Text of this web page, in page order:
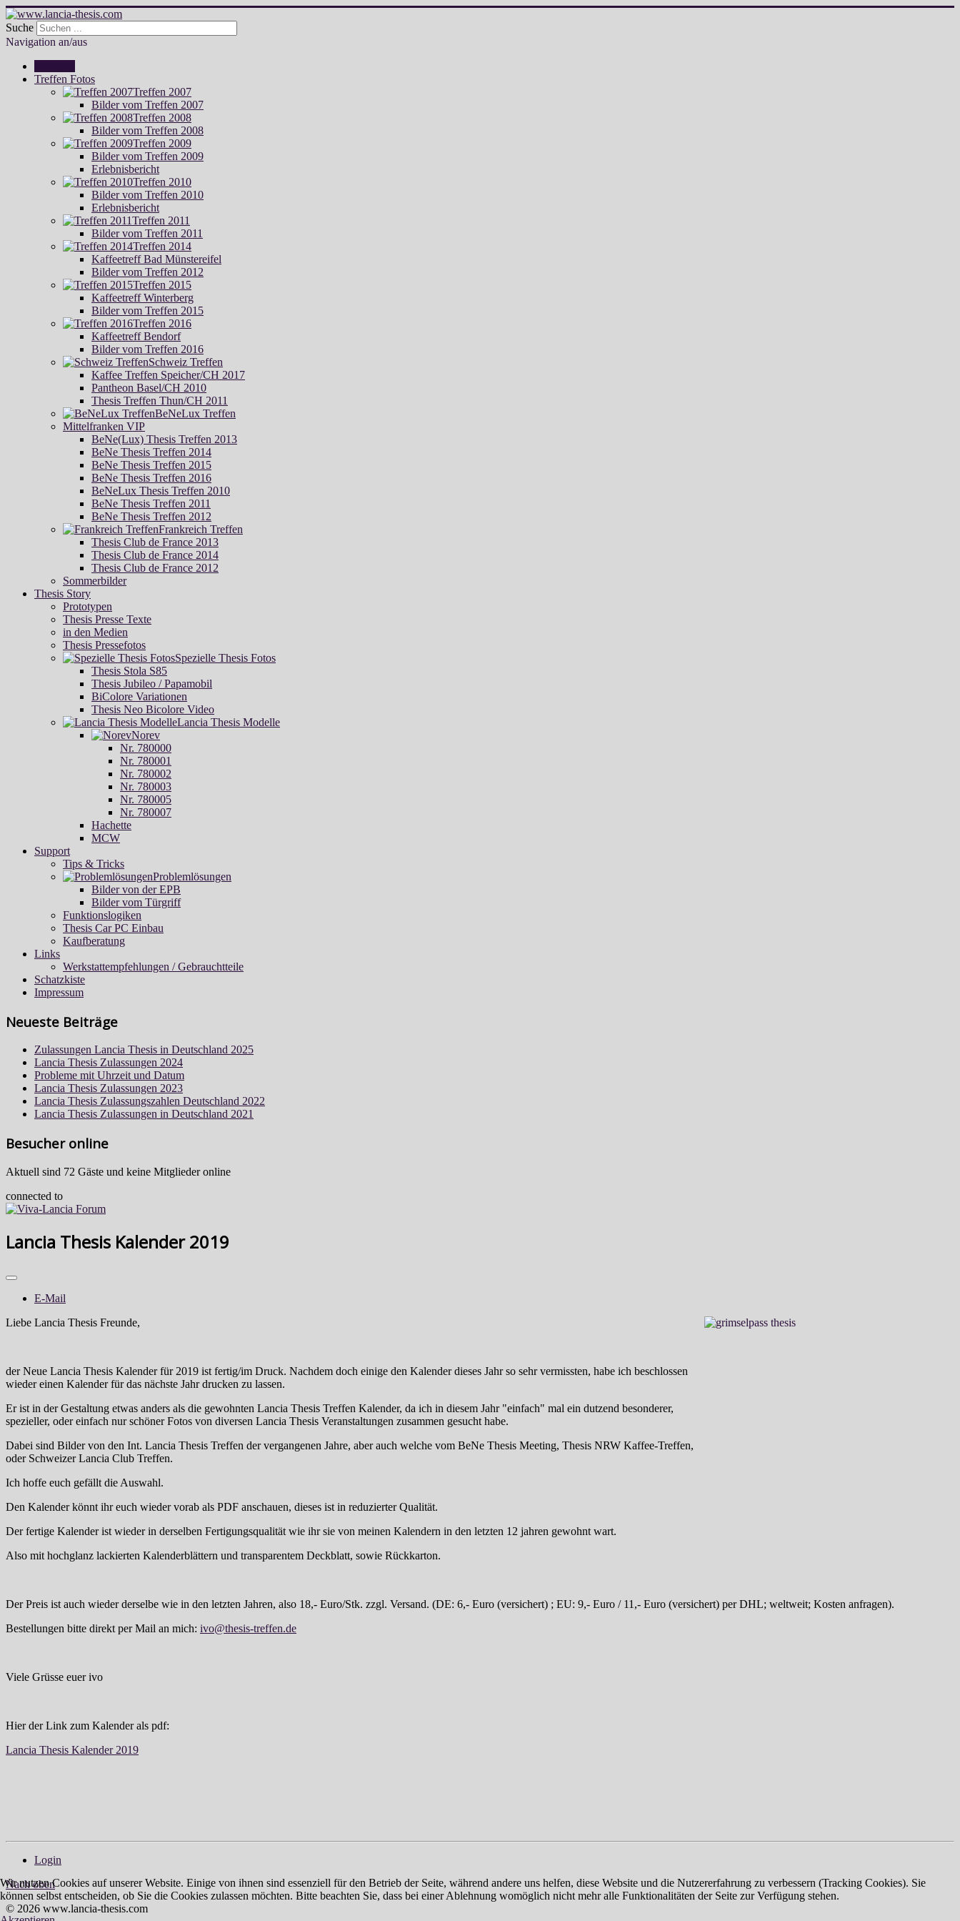
Suche
Navigation an/aus
Treffen Fotos
Treffen 2007
Bilder vom Treffen 2007
Treffen 2008
Bilder vom Treffen 2008
Treffen 2009
Bilder vom Treffen 2009
Erlebnisbericht
Treffen 2010
Bilder vom Treffen 2010
Erlebnisbericht
Treffen 2011
Bilder vom Treffen 2011
Treffen 2014
Kaffeetreff Bad Münstereifel
Bilder vom Treffen 2012
Treffen 2015
Kaffeetreff Winterberg
Bilder vom Treffen 2015
Treffen 2016
Kaffeetreff Bendorf
Bilder vom Treffen 2016
Schweiz Treffen
Kaffee Treffen Speicher/CH 2017
Pantheon Basel/CH 2010
Thesis Treffen Thun/CH 2011
BeNeLux Treffen
Mittelfranken VIP
BeNe(Lux) Thesis Treffen 2013
BeNe Thesis Treffen 2014
BeNe Thesis Treffen 2015
BeNe Thesis Treffen 2016
BeNeLux Thesis Treffen 2010
BeNe Thesis Treffen 2011
BeNe Thesis Treffen 2012
Frankreich Treffen
Thesis Club de France 2013
Thesis Club de France 2014
Thesis Club de France 2012
Sommerbilder
Thesis Story
Prototypen
Thesis Presse Texte
in den Medien
Thesis Pressefotos
Spezielle Thesis Fotos
Thesis Stola S85
Thesis Jubileo / Papamobil
BiColore Variationen
Thesis Neo Bicolore Video
Lancia Thesis Modelle
Norev
Nr. 780000
Nr. 780001
Nr. 780002
Nr. 780003
Nr. 780005
Nr. 780007
Hachette
MCW
Support
Tips & Tricks
Problemlösungen
Bilder von der EPB
Bilder vom Türgriff
Funktionslogiken
Thesis Car PC Einbau
Kaufberatung
Links
Werkstattempfehlungen / Gebrauchtteile
Schatzkiste
Impressum
Neueste Beiträge
Zulassungen Lancia Thesis in Deutschland 2025
Lancia Thesis Zulassungen 2024
Probleme mit Uhrzeit und Datum
Lancia Thesis Zulassungen 2023
Lancia Thesis Zulassungszahlen Deutschland 2022
Lancia Thesis Zulassungen in Deutschland 2021
Besucher online
Aktuell sind 72 Gäste und keine Mitglieder online
connected to
Lancia Thesis Kalender 2019
E-Mail
Liebe Lancia Thesis Freunde,
der Neue Lancia Thesis Kalender für 2019 ist fertig/im Druck. Nachdem doch einige den Kalender dieses Jahr so sehr vermissten, habe ich beschlossen
wieder einen Kalender für das nächste Jahr drucken zu lassen.
Er ist in der Gestaltung etwas anders als die gewohnten Lancia Thesis Treffen Kalender, da ich in diesem Jahr "einfach" mal ein dutzend besonderer,
spezieller, oder einfach nur schöner Fotos von diversen Lancia Thesis Veranstaltungen zusammen gesucht habe.
Dabei sind Bilder von den Int. Lancia Thesis Treffen der vergangenen Jahre, aber auch welche vom BeNe Thesis Meeting, Thesis NRW Kaffee-Treffen,
oder Schweizer Lancia Club Treffen.
Ich hoffe euch gefällt die Auswahl.
Den Kalender könnt ihr euch wieder vorab als PDF anschauen, dieses ist in reduzierter Qualität.
Der fertige Kalender ist wieder in derselben Fertigungsqualität wie ihr sie von meinen Kalendern in den letzten 12 jahren gewohnt wart.
Also mit hochglanz lackierten Kalenderblättern und transparentem Deckblatt, sowie Rückkarton.
Der Preis ist auch wieder derselbe wie in den letzten Jahren, also 18,- Euro/Stk. zzgl. Versand. (DE: 6,- Euro (versichert) ; EU: 9,- Euro / 11,- Euro (versichert) per DHL; weltweit; Kosten anfragen).
Bestellungen bitte direkt per Mail an mich: ivo@thesis-treffen.de
Viele Grüsse euer ivo
Hier der Link zum Kalender als pdf:
Lancia Thesis Kalender 2019
Login
Nach oben
© 2026 www.lancia-thesis.com
Wir nutzen Cookies auf unserer Website. Einige von ihnen sind essenziell für den Betrieb der Seite, während andere uns helfen, diese Website und die Nutzererfahrung zu verbessern (Tracking Cookies). Sie
können selbst entscheiden, ob Sie die Cookies zulassen möchten. Bitte beachten Sie, dass bei einer Ablehnung womöglich nicht mehr alle Funktionalitäten der Seite zur Verfügung stehen.